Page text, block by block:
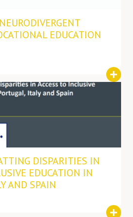
EDUCATION
DISPARITIES IN
EDUCATION IN
AND SPAIN